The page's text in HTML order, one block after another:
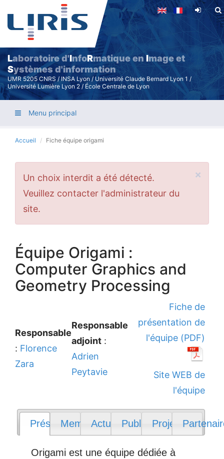
Aller
contenu
principal
Laboratoire d'InfoRmatique enImage et
Systèmes d'information
UMR 5205 CNRS / INSA Lyon / Université Claude Bernard Lyon 1 /
Université Lumière Lyon 2 / École Centrale de Lyon
Menu principal
Accueil Fiche équipe origami
×
Message
d'erreur
Un choix interdit a été détecté.
Veuillez contacter l'administrateur du
site.
Équipe Origami :
Computer Graphics and
Geometry Processing
Responsable
: Florence
Zara
Responsable
adjoint :
Adrien
Peytavie
Fiche de
présentation de
l'équipe (PDF)
Site WEB de
l'équipe
PrésentationMembresActualitésPublications
Projets
Origami est une équipe dédiée à